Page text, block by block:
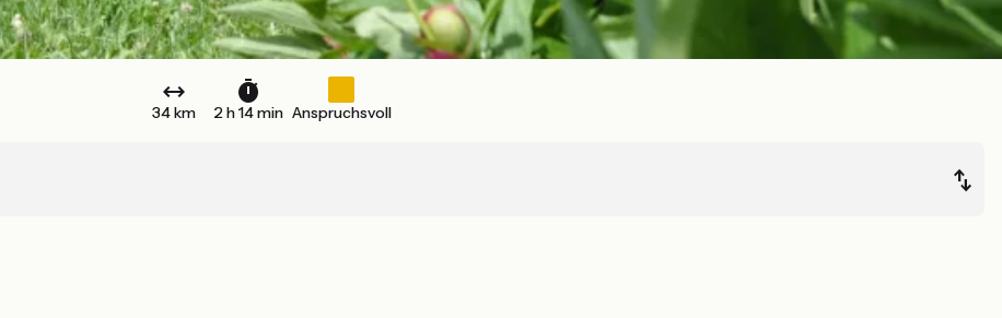
34 km 2 h 14 min Anspruchsvoll